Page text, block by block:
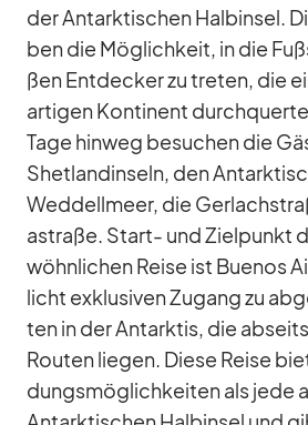
der Ant­ark­ti­schen Halb­in­sel.
ben die Mög­lich­keit, in die
ßen Ent­de­cker zu tre­ten, die
ar­ti­gen Kon­ti­nent
Tage hin­weg be­su­chen die
Shet­land­in­seln, den
Wed­dell­meer, die
a­straße. Start- und Ziel­punkt
wöhn­li­chen Reise ist Bue­nos
licht ex­klu­si­ven Zu­gang zu
ten in der Ant­ark­tis, die
Rou­ten lie­gen. Diese Reise
dungs­mög­lich­kei­ten als jede